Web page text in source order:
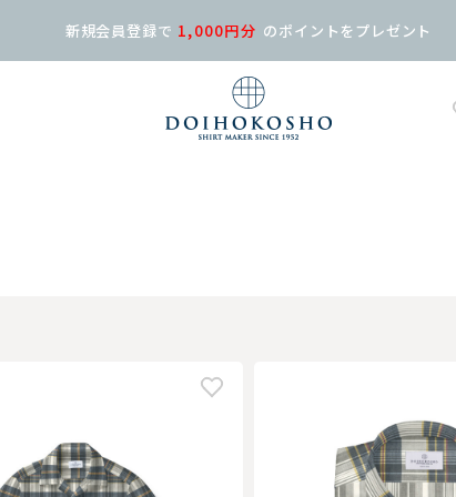
新規会員登録で 1,000円分 のポイントをプレゼント